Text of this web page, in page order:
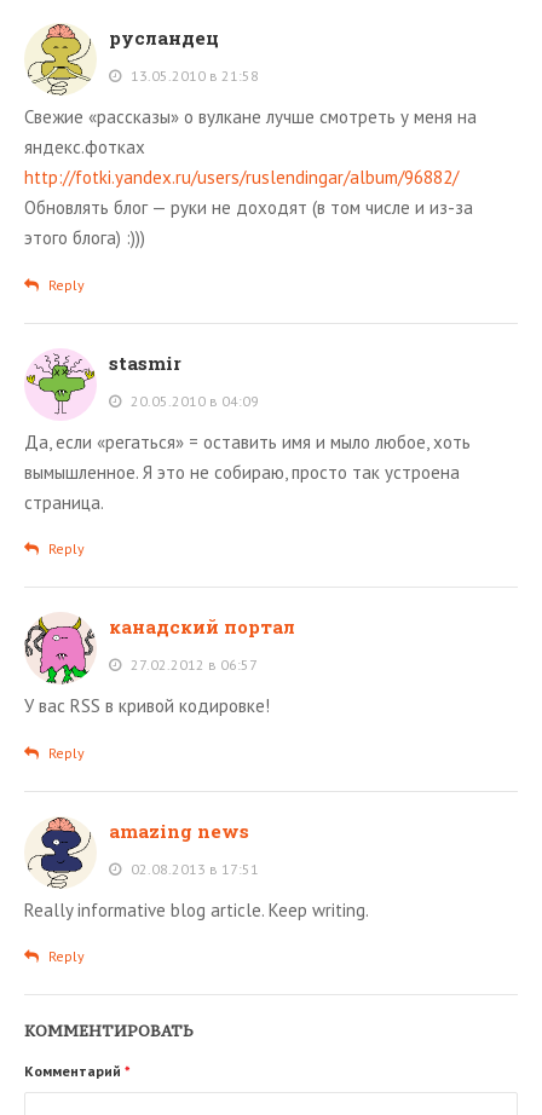
русландец
13.05.2010 в 21:58
Свежие «рассказы» о вулкане лучше смотреть у меня на
яндекс.фотках
http://fotki.yandex.ru/users/ruslendingar/album/96882/
Обновлять блог — руки не доходят (в том числе и из-за
этого блога) :)))
Reply
stasmir
20.05.2010 в 04:09
Да, если «регаться» = оставить имя и мыло любое, хоть
вымышленное. Я это не собираю, просто так устроена
страница.
Reply
канадский портал
27.02.2012 в 06:57
У вас RSS в кривой кодировке!
Reply
amazing news
02.08.2013 в 17:51
Really informative blog article. Keep writing.
Reply
КОММЕНТИРОВАТЬ
Комментарий *